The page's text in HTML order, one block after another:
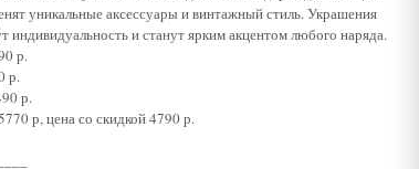
уникальные аксессуары и винтажный стиль. Украшения
индивидуальность и станут ярким акцентом любого наряда.
р.
р.
р.
р, цена со скидкой 4790 р.